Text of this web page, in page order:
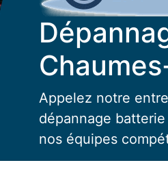
Appelez notre
dépannage
nos équipes